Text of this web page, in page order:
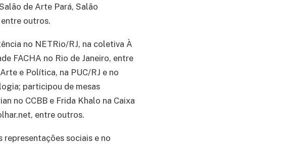
de Arte Pará, Salão
outros.
no NETRio/RJ, na coletiva À
FACHA no Rio de Janeiro, entre
e Política, na PUC/RJ e no
participou de mesas
no CCBB e Frida Khalo na Caixa
entre outros.
sociais e no